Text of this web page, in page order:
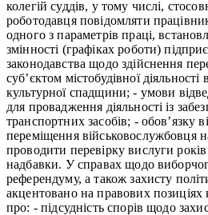
колегій суддів, у тому числі,
роботодавця повідомляти
одного з параметрів праці,
змінності (графіках роботи)
законодавства щодо здійснення
суб’єктом містобудівної
культурної спадщини; - умови
для провадження діяльності із
транспортних засобів; - обов’язку
переміщення військовослужбовця
проводити перевірку вислуги
надбавки. У справах щодо
референдуму, а також захисту
акцентовано на правових позиціях
про: - підсудність спорів щодо